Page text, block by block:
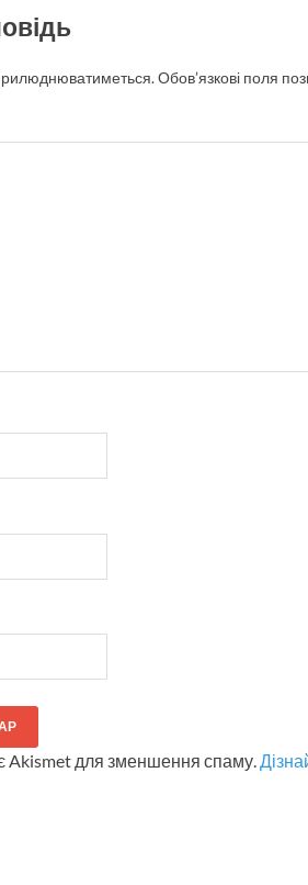
Обов’язкові поля
Akismet для зменшення спаму.